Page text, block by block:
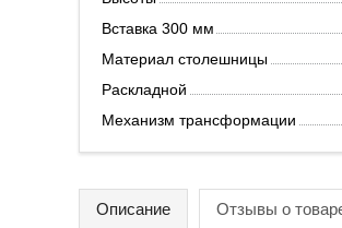
Вставка 300 мм
Материал столешницы
Раскладной
Механизм трансформации
Описание Отзывы о